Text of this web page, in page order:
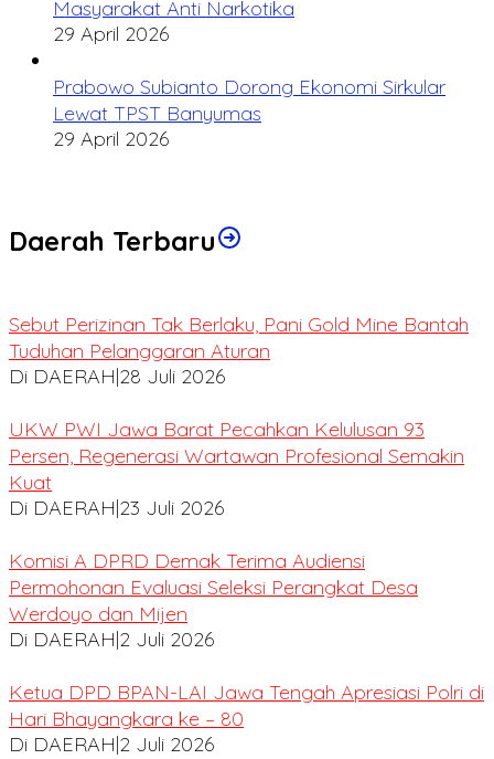
Masyarakat Anti Narkotika
29 April 2026
Prabowo Subianto Dorong Ekonomi Sirkular
Lewat TPST Banyumas
29 April 2026
Daerah Terbaru
Sebut Perizinan Tak Berlaku, Pani Gold Mine Bantah
Tuduhan Pelanggaran Aturan
Di DAERAH|28 Juli 2026
UKW PWI Jawa Barat Pecahkan Kelulusan 93
Persen, Regenerasi Wartawan Profesional Semakin
Kuat
Di DAERAH|23 Juli 2026
Komisi A DPRD Demak Terima Audiensi
Permohonan Evaluasi Seleksi Perangkat Desa
Werdoyo dan Mijen
Di DAERAH|2 Juli 2026
Ketua DPD BPAN-LAI Jawa Tengah Apresiasi Polri di
Hari Bhayangkara ke – 80
Di DAERAH|2 Juli 2026